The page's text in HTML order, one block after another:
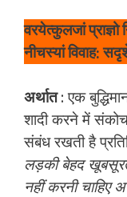
वरयेत्कुलजां
नीचस्यां विवाह:
अर्थात: एक
शादी करने में
संबंध रखती है
लड़की बेहद खूबसूरत
नहीं करनी चाहिए